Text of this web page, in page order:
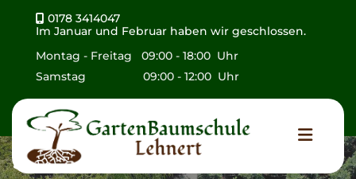
Zum Inhalt springen
 0178 3414047
Im Januar und Februar haben wir geschlossen.
Montag - Freitag 09:00 - 18:00 Uhr
Samstag 09:00 - 12:00 Uhr
Stauden